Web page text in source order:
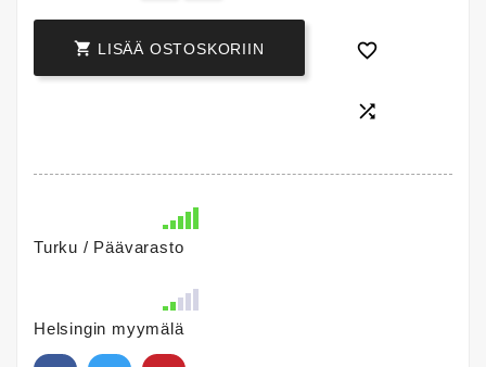
 LISÄÄ OSTOSKORIIN 

Turku / Päävarasto
Helsingin myymälä